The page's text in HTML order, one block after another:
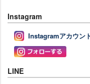
Instagram
Instagramアカウン
LINE